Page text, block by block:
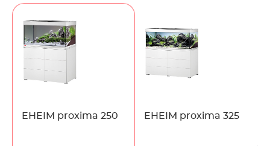
EHEIM proxima 250 EHEIM proxima 325